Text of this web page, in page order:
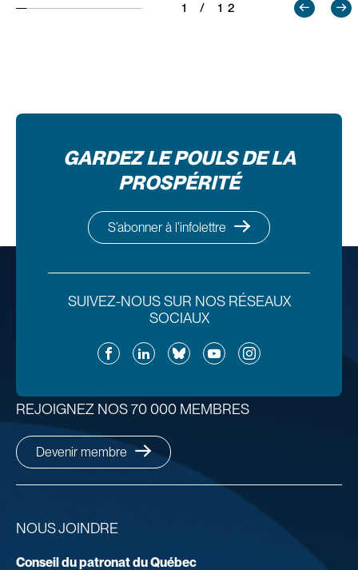
1 / 12
GARDEZ LE POULS DE LA
PROSPÉRITÉ
S’abonner à l’infolettre
SUIVEZ-NOUS SUR NOS RÉSEAUX
SOCIAUX
FacebookLinkedInBlueskyYouTubeInstagram
NOUS JOINDRE
Conseil du patronat du Québec
REJOIGNEZ NOS 70 000 MEMBRES
Devenir membre